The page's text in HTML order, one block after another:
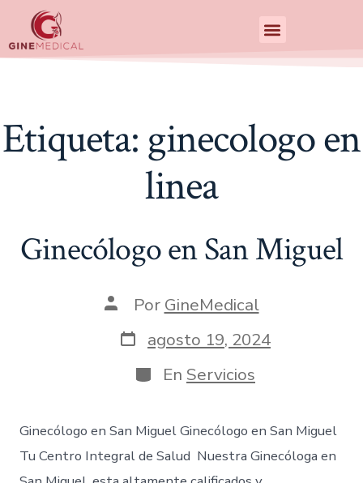
Etiqueta: ginecologo en
linea
Ginecólogo en San Miguel
Por GineMedical
agosto 19, 2024
En Servicios
Ginecólogo en San Miguel Ginecólogo en San Miguel
Tu Centro Integral de Salud Nuestra Ginecóloga en